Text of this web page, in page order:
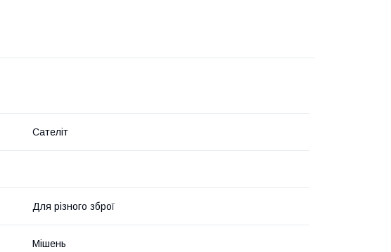
Сателіт
Для різного зброї
Мішень